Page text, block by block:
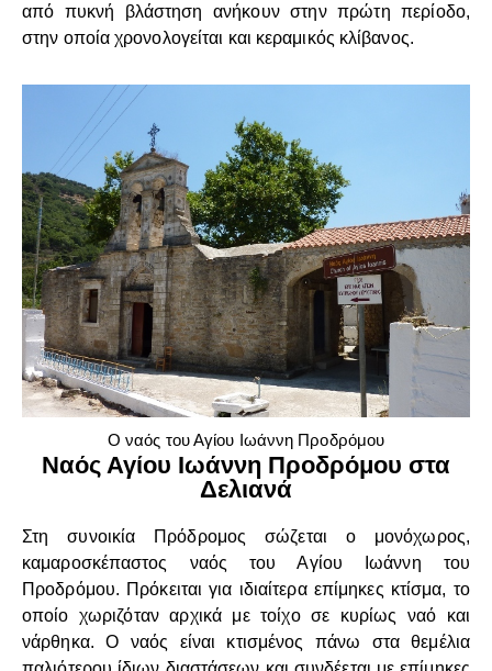
από πυκνή βλάστηση ανήκουν στην πρώτη περίοδο,
στην οποία χρονολογείται και κεραμικός κλίβανος.
Ο ναός του Αγίου Ιωάννη Προδρόμου
Ναός Αγίου Ιωάννη Προδρόμου στα
Δελιανά
Στη συνοικία Πρόδρομος σώζεται ο μονόχωρος,
καμαροσκέπαστος ναός του Αγίου Ιωάννη του
Προδρόμου. Πρόκειται για ιδιαίτερα επίμηκες κτίσμα, το
οποίο χωριζόταν αρχικά με τοίχο σε κυρίως ναό και
νάρθηκα. Ο ναός είναι κτισμένος πάνω στα θεμέλια